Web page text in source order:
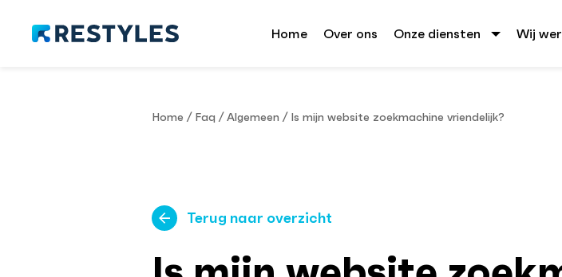
Home Over ons Onze diensten Wij
Home / Faq /Algemeen / Is mijn website zoekmachine vriendelijk?
Terug naar overzicht